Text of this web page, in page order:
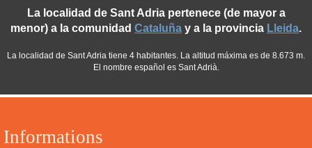
Informations
La localidad de Sant Adria pertenece (de mayor a
menor) a la comunidad Cataluña y a la provincia Lleida.
La localidad de Sant Adria tiene 4 habitantes. La altitud máxima es de 8.673 m.
El nombre español es Sant Adrià.